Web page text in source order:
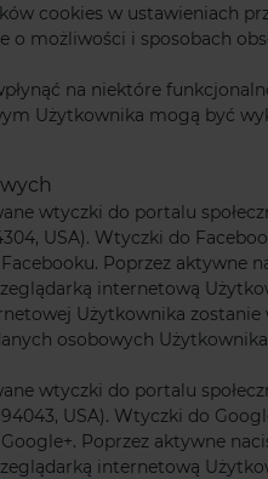
cookies w ustawieniach
o możliwości i sposobach
na niektóre
Użytkownika mogą być
wtyczki do portalu
USA). Wtyczki do
Poprzez aktywne
internetową
Użytkownika
osobowych
wtyczki do portalu
USA). Wtyczki do
Poprzez aktywne
internetową